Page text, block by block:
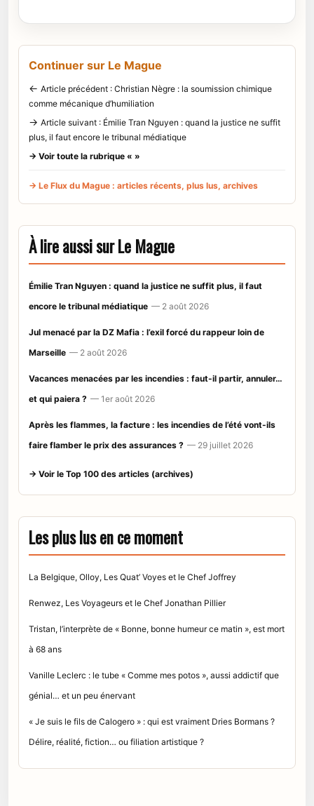
Continuer sur Le Mague
← Article précédent : Christian Nègre : la soumission chimique
comme mécanique d’humiliation
→ Article suivant : Émilie Tran Nguyen : quand la justice ne suffit
plus, il faut encore le tribunal médiatique
→ Voir toute la rubrique « »
→ Le Flux du Mague : articles récents, plus lus, archives
À lire aussi sur Le Mague
Émilie Tran Nguyen : quand la justice ne suffit plus, il faut
encore le tribunal médiatique — 2 août 2026
Jul menacé par la DZ Mafia : l’exil forcé du rappeur loin de
Marseille — 2 août 2026
Vacances menacées par les incendies : faut-il partir, annuler…
et qui paiera ? — 1er août 2026
Après les flammes, la facture : les incendies de l’été vont-ils
faire flamber le prix des assurances ? — 29 juillet 2026
→ Voir le Top 100 des articles (archives)
Les plus lus en ce moment
La Belgique, Olloy, Les Quat’ Voyes et le Chef Joffrey
Renwez, Les Voyageurs et le Chef Jonathan Pillier
Tristan, l’interprète de « Bonne, bonne humeur ce matin », est mort
à 68 ans
Vanille Leclerc : le tube « Comme mes potos », aussi addictif que
génial… et un peu énervant
« Je suis le fils de Calogero » : qui est vraiment Dries Bormans ?
Délire, réalité, fiction… ou filiation artistique ?